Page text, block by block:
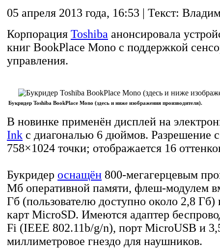
05 апреля 2013 года, 16:53 | Текст:
Корпорация Toshiba анонсировала
книг BookPlace Mono с поддержкой
управления.
Букридер Toshiba BookPlace Mono (здесь и ниже изображения производителя).
В новинке применён дисплей на
Ink с диагональю 6 дюймов. Разрешение
758×1024 точки; отображается 16
Букридер оснащён 800-мегагерцевым
Мб оперативной памяти, флеш-модулем
Гб (пользователю доступно около 2,8 Гб)
карт MicroSD. Имеются адаптер
Fi (IEEE 802.11b/g/n), порт MicroUSB и
миллиметровое гнездо для наушников.